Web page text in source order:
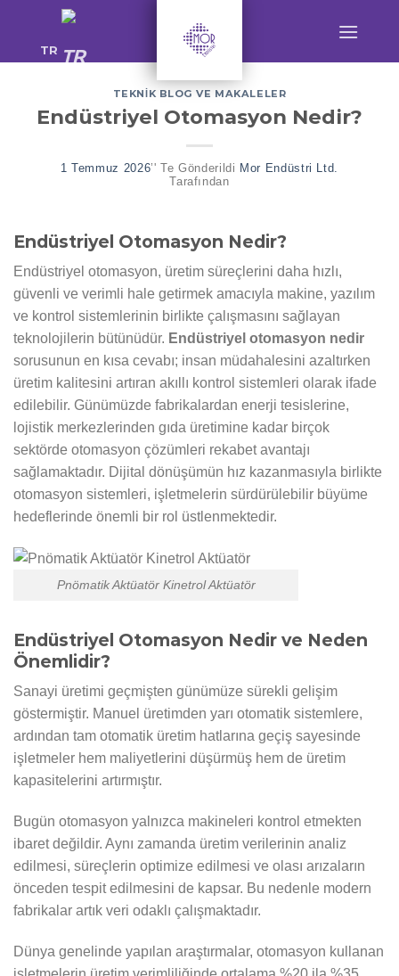
contentTR
TEKNIK BLOG VE MAKALELER
Endüstriyel Otomasyon Nedir?
1 Temmuz 2026’' Te Gönderildi Mor Endüstri Ltd.
Tarafından
Endüstriyel Otomasyon Nedir?
Endüstriyel otomasyon, üretim süreçlerini daha hızlı,
güvenli ve verimli hale getirmek amacıyla makine, yazılım
ve kontrol sistemlerinin birlikte çalışmasını sağlayan
teknolojilerin bütünüdür. Endüstriyel otomasyon nedir
sorusunun en kısa cevabı; insan müdahalesini azaltırken
üretim kalitesini artıran akıllı kontrol sistemleri olarak ifade
edilebilir. Günümüzde fabrikalardan enerji tesislerine,
lojistik merkezlerinden gıda üretimine kadar birçok
sektörde otomasyon çözümleri rekabet avantajı
sağlamaktadır. Dijital dönüşümün hız kazanmasıyla birlikte
otomasyon sistemleri, işletmelerin sürdürülebilir büyüme
hedeflerinde önemli bir rol üstlenmektedir.
Pnömatik Aktüatör Kinetrol Aktüatör
Endüstriyel Otomasyon Nedir ve Neden
Önemlidir?
Sanayi üretimi geçmişten günümüze sürekli gelişim
göstermiştir. Manuel üretimden yarı otomatik sistemlere,
ardından tam otomatik üretim hatlarına geçiş sayesinde
işletmeler hem maliyetlerini düşürmüş hem de üretim
kapasitelerini artırmıştır.
Bugün otomasyon yalnızca makineleri kontrol etmekten
ibaret değildir. Aynı zamanda üretim verilerinin analiz
edilmesi, süreçlerin optimize edilmesi ve olası arızaların
önceden tespit edilmesini de kapsar. Bu nedenle modern
fabrikalar artık veri odaklı çalışmaktadır.
Dünya genelinde yapılan araştırmalar, otomasyon kullanan